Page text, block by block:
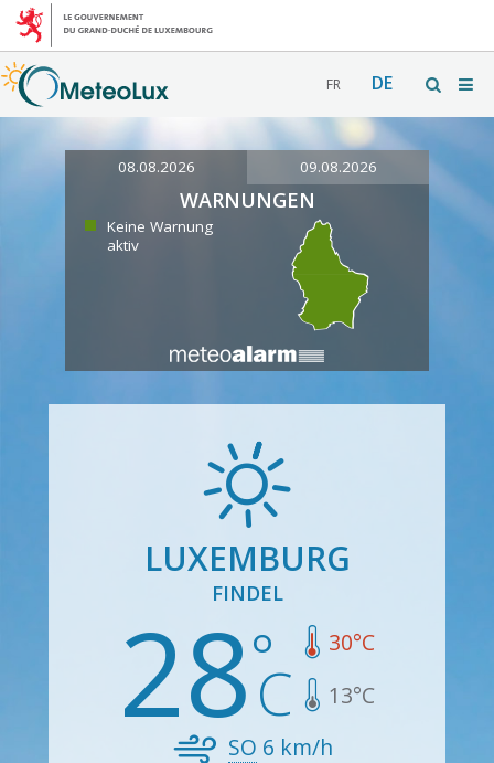
FR DE
08.08.2026 09.08.2026
WARNUNGEN
Keine Warnung
aktiv
LUXEMBURG
FINDEL
28 30°C
13°C
SO 6 km/h